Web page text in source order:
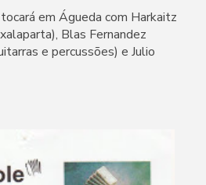
em Águeda com Harkaitz
Blas Fernandez
e percussões) e Julio